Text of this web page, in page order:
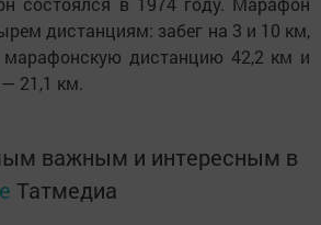
дистанциям: забег на 3 и 10 км,
марафонскую дистанцию 42,2 км и
21,1 км.
важным и интересным в
Татмедиа